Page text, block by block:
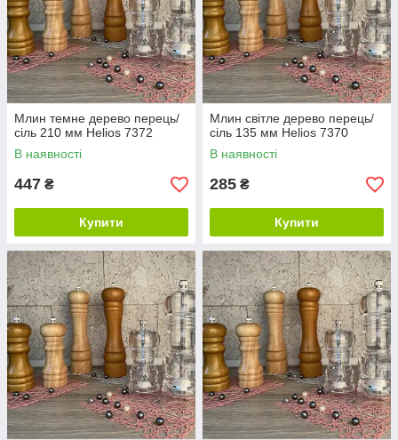
Млин темне дерево перець/
сіль 210 мм Helios 7372
В наявності
447 ₴
Купити
Млин світле дерево перець/
сіль 135 мм Helios 7370
В наявності
285 ₴
Купити